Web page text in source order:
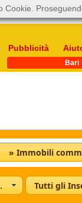
Pubblicità
Bari
» Immobili
Tutti gli
Cookie.